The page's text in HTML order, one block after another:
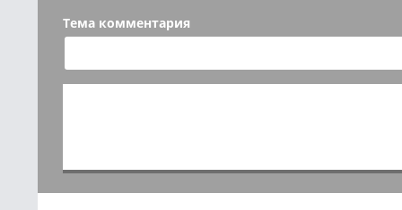
Тема комментария